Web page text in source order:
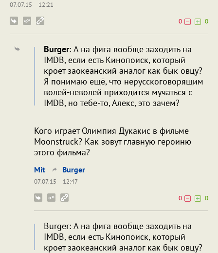
07.07.15
12:21
0
0
Burger: А на фига вообще заходить на
IMDB, если есть Кинопоиск, который
кроет заокеанский аналог как бык овцу?
Я понимаю ещё, что нерусскоговорящим
волей-неволей приходится мучаться с
IMDB, но тебе-то, Алекс, это зачем?
Кого играет Олимпия Дукакис в фильме
Moonstruck? Как зовут главную героиню
этого фильма?
Mit Burger
07.07.15
12:47
0
0
Burger: А на фига вообще заходить на
IMDB, если есть Кинопоиск, который
кроет заокеанский аналог как бык овцу?